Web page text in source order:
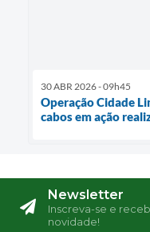
30 ABR 2026 - 09h45
Operação Cidade
cabos em ação
Newsletter
Inscreva-se e
novidade!